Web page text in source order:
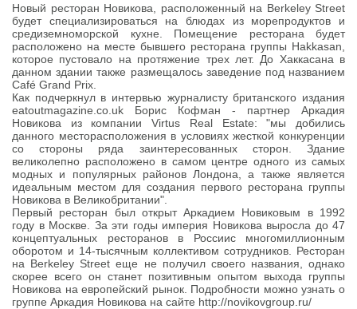
Новый ресторан Новикова, расположенный на Berkeley Street
будет специализироваться на блюдах из морепродуктов и
средиземноморской кухне. Помещение ресторана будет
расположено на месте бывшего ресторана группы Hakkasan,
которое пустовало на протяжение трех лет. До Хаккасана в
данном здании также размещалось заведение под названием
Café Grand Prix.
Как подчеркнул в интервью журналисту британского издания
eatoutmagazine.co.uk Борис Кофман - партнер Аркадия
Новикова из компании Virtus Real Estate: "мы добились
данного месторасположения в условиях жесткой конкуренции
со стороны ряда заинтересованных сторон. Здание
великолепно расположено в самом центре одного из самых
модных и популярных районов Лондона, а также является
идеальным местом для создания первого ресторана группы
Новикова в Великобритании".
Первый ресторан был открыт Аркадием Новиковым в 1992
году в Москве. За эти годы империя Новикова выросла до 47
концептуальных ресторанов в Россиис многомиллионным
оборотом и 14-тысячным коллективом сотрудников. Ресторан
на Berkeley Street еще не получил своего названия, однако
скорее всего он станет позитивным опытом выхода группы
Новикова на европейский рынок. Подробности можно узнать о
группе Аркадия Новикова на сайте http://novikovgroup.ru/